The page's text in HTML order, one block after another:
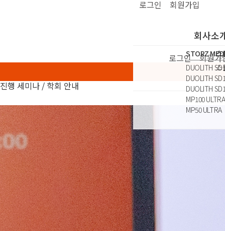
로그인 회원가입
회사소
STORZ
DUOLITH
DUOLITH
DUOLITH
MP100 ULTRA
MP50 ULTRA
스
스
로그인 회원가
진행 세미나 / 학회 안내